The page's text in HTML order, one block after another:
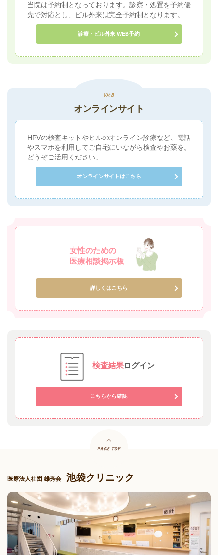
当院は予約制となっております。診察・処置を予約優
先で対応とし、ピル外来は完全予約制となります。
診療・ピル外来 WEB予約
オンラインサイト
HPVの検査キットやピルのオンライン診療など、電話
やスマホを利用してご自宅にいながら検査やお薬を。
どうぞご活用ください。
オンラインサイトはこちら
女性のための
医療相談掲示板
詳しくはこちら
検査結果ログイン
こちらから確認
医療法人社団 雄秀会 池袋クリニック